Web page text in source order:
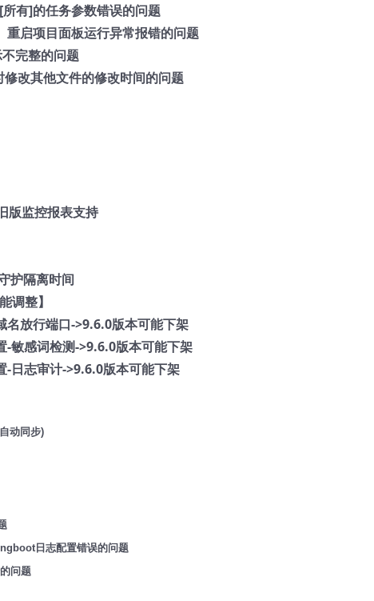
有]的任务参数错误的问题
重启项目面板运行异常报错的问题
完整的问题
修改其他文件的修改时间的问题
版监控报表支持
护隔离时间
调整】
名放行端口->9.6.0版本可能下架
-敏感词检测->9.6.0版本可能下架
-日志审计->9.6.0版本可能下架
动同步)
日志配置错误的问题
问题